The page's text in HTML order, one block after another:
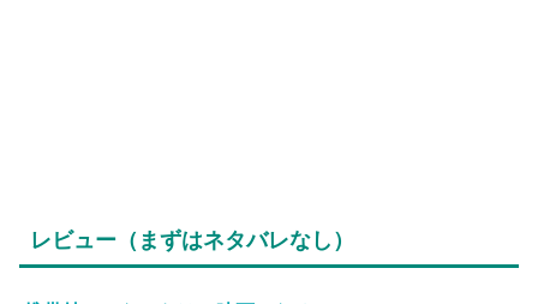
レビュー（まずはネタバレなし）